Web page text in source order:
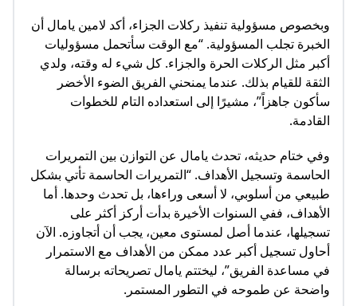
وبخصوص مسؤولية تنفيذ ركلات الجزاء، أكد لامين يامال أن
الخبرة تجلب المسؤولية. “مع الوقت سأتحمل مسؤوليات
أكبر مثل الركلات الحرة والجزاء. كل شيء له وقته، ولدي
الثقة للقيام بذلك. عندما يمنحني الفريق الضوء الأخضر
سأكون جاهزاً”، مشيرًا إلى استعداده التام للخطوات
القادمة.
وفي ختام حديثه، تحدث يامال عن التوازن بين التمريرات
الحاسمة وتسجيل الأهداف. “التمريرات الحاسمة تأتي بشكل
طبيعي من أسلوبي، لا أسعى وراءها، بل تحدث وحدها. أما
الأهداف، ففي السنوات الأخيرة بدأت أركز أكثر على
تسجيلها، عندما أصل لمستوى معين، يجب أن أتجاوزه. الآن
أحاول تسجيل أكبر عدد ممكن من الأهداف مع الاستمرار
في مساعدة الفريق”، ليختتم يامال تصريحاته برسالة
واضحة عن طموحه في التطور المستمر.